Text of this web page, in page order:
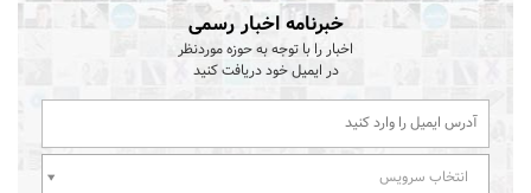
خبرنامه اخبار رسمی
اخبار را با توجه به حوزه موردنظر
در ایمیل خود دریافت کنید
انتخاب سرویس